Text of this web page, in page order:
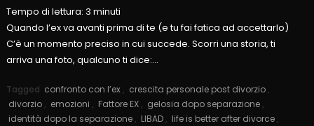
Tempo di lettura: 3 minuti
Quando l’ex va avanti prima di te (e tu fai fatica ad accettarlo)
C’è un momento preciso in cui succede. Scorri una storia, ti
arriva una foto, qualcuno ti dice:…
Tagged confronto con l’ex , crescita personale post divorzio ,
divorzio , emozioni , Fattore EX , gelosia dopo separazione ,
identità dopo la separazione , LIBAD , life is better after divorce ,